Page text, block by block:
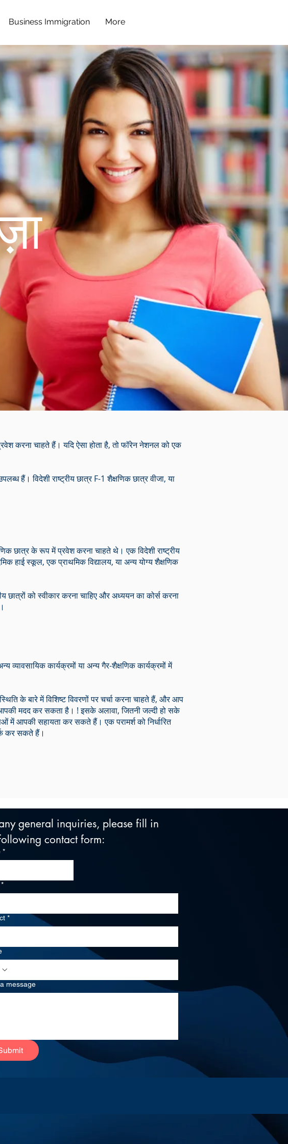
Business Immigration More
करना चाहते हैं। यदि ऐसा होता है, तो फॉरेन नेशनल को एक
हैं। विदेशी राष्ट्रीय छात्र F-1 शैक्षणिक छात्र वीजा, या
छात्र के रूप में प्रवेश करना चाहते थे। एक विदेशी राष्ट्रीय
हाई स्कूल, एक प्राथमिक विद्यालय, या अन्य योग्य शैक्षणिक
को स्वीकार करना चाहिए और अध्ययन का कोर्स करना
व्यावसायिक कार्यक्रमों या अन्य गैर-शैक्षणिक कार्यक्रमों में
के बारे में विशिष्ट विवरणों पर चर्चा करना चाहते हैं, और आप
आपकी मदद कर सकता है। ! इसके अलावा, जितनी जल्दी हो सके
में आपकी सहायता कर सकते हैं। एक परामर्श को निर्धारित
कर सकते हैं।
general inquiries, please fill in
contact form:
*
*
*
message